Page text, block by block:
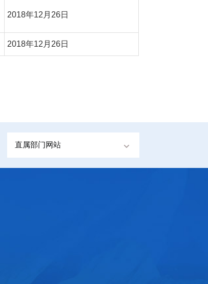
2018年12月26日
2018年12月26日
直属部门网站